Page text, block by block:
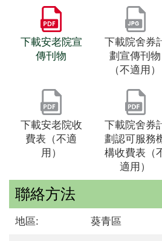
下載安老院宣
傳刊物
下載院舍券
劃宣傳刊物
（不適用）
下載安老院收
費表（不適
用）
下載院舍券
劃認可服務
構收費表（
適用）
聯絡方法
地區: 葵青區